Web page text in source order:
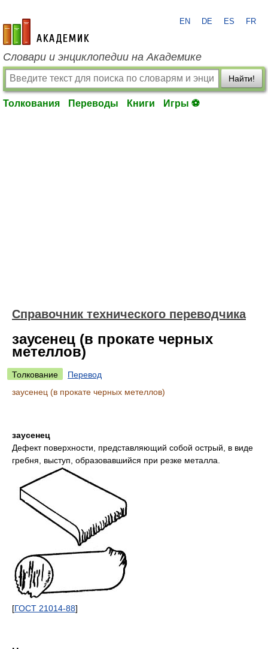
academic.ru
EN DE ES FR
Словари и энциклопедии на Академике
Найти!
Толкования Переводы Книги Игры ⚽
Справочник технического переводчика
заусенец (в прокате черных
метеллов)
Толкование
Перевод
заусенец (в прокате черных метеллов)
заусенец
Дефект поверхности, представляющий собой острый, в виде
гребня, выступ, образовавшийся при резке металла.
[ГОСТ 21014-88]